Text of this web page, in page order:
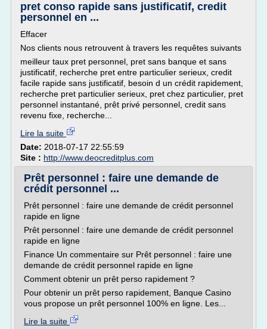
pret conso rapide sans justificatif, credit
personnel en ...
Effacer
Nos clients nous retrouvent à travers les requêtes suivants
meilleur taux pret personnel, pret sans banque et sans
justificatif, recherche pret entre particulier serieux, credit
facile rapide sans justificatif, besoin d un crédit rapidement,
recherche pret particulier serieux, pret chez particulier, pret
personnel instantané, prêt privé personnel, credit sans
revenu fixe, recherche...
Lire la suite
Date: 2018-07-17 22:55:59
Site : http://www.deocreditplus.com
Prêt personnel : faire une demande de
crédit personnel ...
Prêt personnel : faire une demande de crédit personnel
rapide en ligne
Prêt personnel : faire une demande de crédit personnel
rapide en ligne
Finance Un commentaire sur Prêt personnel : faire une
demande de crédit personnel rapide en ligne
Comment obtenir un prêt perso rapidement ?
Pour obtenir un prêt perso rapidement, Banque Casino
vous propose un prêt personnel 100% en ligne. Les...
Lire la suite